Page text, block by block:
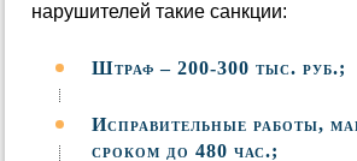
нарушителей такие санкции:
Штраф – 200-300 тыс. руб.;
Исправительные работы,
сроком до 480 час.;